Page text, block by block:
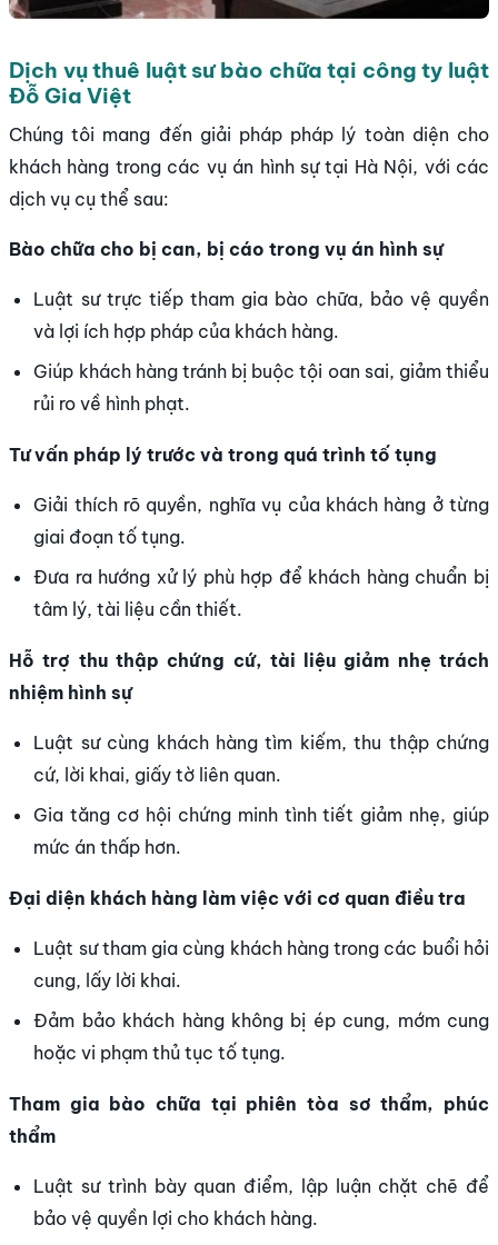
Dịch vụ thuê luật sư bào chữa tại công ty luật
Đỗ Gia Việt
Chúng tôi mang đến giải pháp pháp lý toàn diện cho
khách hàng trong các vụ án hình sự tại Hà Nội, với các
dịch vụ cụ thể sau:
Bào chữa cho bị can, bị cáo trong vụ án hình sự
Luật sư trực tiếp tham gia bào chữa, bảo vệ quyền
và lợi ích hợp pháp của khách hàng.
Giúp khách hàng tránh bị buộc tội oan sai, giảm thiểu
rủi ro về hình phạt.
Tư vấn pháp lý trước và trong quá trình tố tụng
Giải thích rõ quyền, nghĩa vụ của khách hàng ở từng
giai đoạn tố tụng.
Đưa ra hướng xử lý phù hợp để khách hàng chuẩn bị
tâm lý, tài liệu cần thiết.
Hỗ trợ thu thập chứng cứ, tài liệu giảm nhẹ trách
nhiệm hình sự
Luật sư cùng khách hàng tìm kiếm, thu thập chứng
cứ, lời khai, giấy tờ liên quan.
Gia tăng cơ hội chứng minh tình tiết giảm nhẹ, giúp
mức án thấp hơn.
Đại diện khách hàng làm việc với cơ quan điều tra
Luật sư tham gia cùng khách hàng trong các buổi hỏi
cung, lấy lời khai.
Đảm bảo khách hàng không bị ép cung, mớm cung
hoặc vi phạm thủ tục tố tụng.
Tham gia bào chữa tại phiên tòa sơ thẩm, phúc
thẩm
Luật sư trình bày quan điểm, lập luận chặt chẽ để
bảo vệ quyền lợi cho khách hàng.